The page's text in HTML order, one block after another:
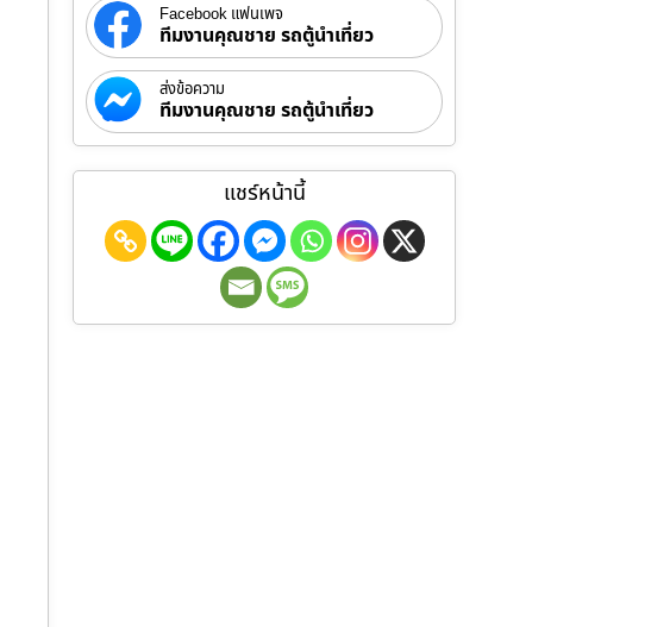
Facebook แฟนเพจ
ทีมงานคุณชาย รถตู้นำเที่ยว
ส่งข้อความ
ทีมงานคุณชาย รถตู้นำเที่ยว
แชร์หน้านี้